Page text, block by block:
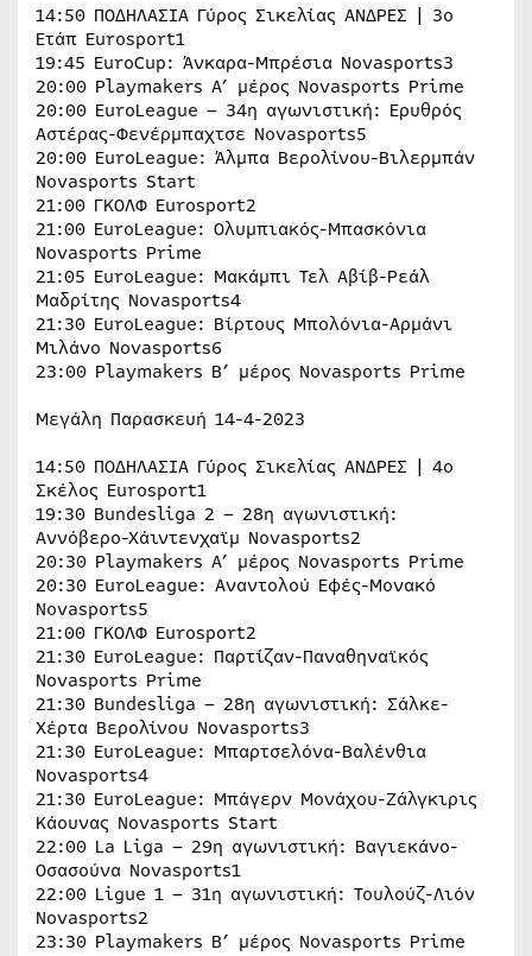
14:50 ΠΟΔΗΛΑΣΙΑ Γύρος Σικελίας ΑΝΔΡΕΣ | 3ο
Ετάπ Eurosport1
19:45 EuroCup: Άνκαρα-Μπρέσια Novasports3
20:00 Playmakers Α’ μέρος Novasports Prime
20:00 EuroLeague – 34η αγωνιστική: Ερυθρός
Αστέρας-Φενέρμπαχτσε Novasports5
20:00 EuroLeague: Άλμπα Βερολίνου-Βιλερμπάν
Novasports Start
21:00 ΓΚΟΛΦ Eurosport2
21:00 EuroLeague: Ολυμπιακός-Μπασκόνια
Novasports Prime
21:05 EuroLeague: Μακάμπι Τελ Αβίβ-Ρεάλ
Μαδρίτης Novasports4
21:30 EuroLeague: Βίρτους Μπολόνια-Αρμάνι
Μιλάνο Novasports6
23:00 Playmakers Β’ μέρος Novasports Prime
Μεγάλη Παρασκευή 14-4-2023
14:50 ΠΟΔΗΛΑΣΙΑ Γύρος Σικελίας ΑΝΔΡΕΣ | 4ο
Σκέλος Eurosport1
19:30 Bundesliga 2 – 28η αγωνιστική:
Αννόβερο-Χάιντενχαϊμ Novasports2
20:30 Playmakers Α’ μέρος Novasports Prime
20:30 EuroLeague: Αναντολού Εφές-Μονακό
Novasports5
21:00 ΓΚΟΛΦ Eurosport2
21:30 EuroLeague: Παρτίζαν-Παναθηναϊκός
Novasports Prime
21:30 Bundesliga – 28η αγωνιστική: Σάλκε-
Χέρτα Βερολίνου Novasports3
21:30 EuroLeague: Μπαρτσελόνα-Βαλένθια
Novasports4
21:30 EuroLeague: Μπάγερν Μονάχου-Ζάλγκιρις
Κάουνας Novasports Start
22:00 La Liga – 29η αγωνιστική: Βαγιεκάνο-
Οσασούνα Novasports1
22:00 Ligue 1 – 31η αγωνιστική: Τουλούζ-Λιόν
Novasports2
23:30 Playmakers Β’ μέρος Novasports Prime